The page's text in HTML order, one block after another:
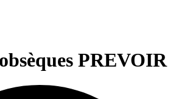
PREVOIR